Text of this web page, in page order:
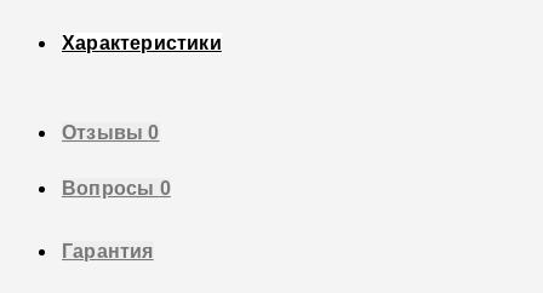
Характеристики
Отзывы0
Вопросы 0
Гарантия